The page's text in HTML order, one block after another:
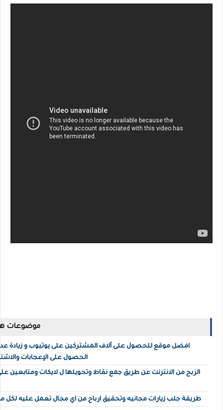
موضوعات
افضل موقع للحصول على آلاف المشتركين على يوتيوب و زيادة
الحصول على الإعجابات
الربح من الانترنت عن طريق جمع نقاط وتحويلها ل لايكات ومتابعين
طريقة جلب زيارات مجانيه وتحقيق ارباح من اي مجال تعمل عليه لكل